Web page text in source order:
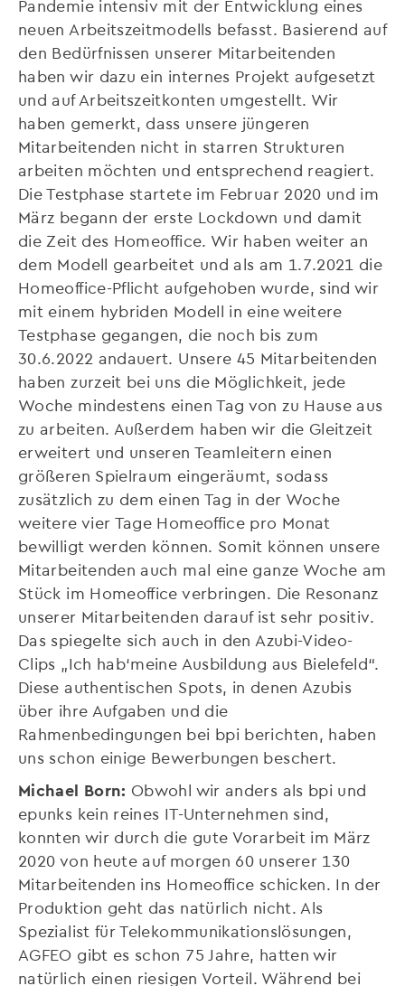
Pandemie intensiv mit der Entwicklung eines
neuen Arbeitszeitmodells befasst. Basierend auf
den Bedürfnissen unserer Mitarbeitenden
haben wir dazu ein internes Projekt aufgesetzt
und auf Arbeitszeitkonten umgestellt. Wir
haben gemerkt, dass unsere jüngeren
Mitarbeitenden nicht in starren Strukturen
arbeiten möchten und entsprechend reagiert.
Die Testphase startete im Februar 2020 und im
März begann der erste Lockdown und damit
die Zeit des Homeoffice. Wir haben weiter an
dem Modell gearbeitet und als am 1.7.2021 die
Homeoffice-Pflicht aufgehoben wurde, sind wir
mit einem hybriden Modell in eine weitere
Testphase gegangen, die noch bis zum
30.6.2022 andauert. Unsere 45 Mitarbeitenden
haben zurzeit bei uns die Möglichkeit, jede
Woche mindestens einen Tag von zu Hause aus
zu arbeiten. Außerdem haben wir die Gleitzeit
erweitert und unseren Teamleitern einen
größeren Spielraum eingeräumt, sodass
zusätzlich zu dem einen Tag in der Woche
weitere vier Tage Homeoffice pro Monat
bewilligt werden können. Somit können unsere
Mitarbeitenden auch mal eine ganze Woche am
Stück im Homeoffice verbringen. Die Resonanz
unserer Mitarbeitenden darauf ist sehr positiv.
Das spiegelte sich auch in den Azubi-Video-
Clips „Ich hab‘meine Ausbildung aus Bielefeld“.
Diese authentischen Spots, in denen Azubis
über ihre Aufgaben und die
Rahmenbedingungen bei bpi berichten, haben
uns schon einige Bewerbungen beschert.
Michael Born: Obwohl wir anders als bpi und
epunks kein reines IT-Unternehmen sind,
konnten wir durch die gute Vorarbeit im März
2020 von heute auf morgen 60 unserer 130
Mitarbeitenden ins Homeoffice schicken. In der
Produktion geht das natürlich nicht. Als
Spezialist für Telekommunikationslösungen,
AGFEO gibt es schon 75 Jahre, hatten wir
natürlich einen riesigen Vorteil. Während bei